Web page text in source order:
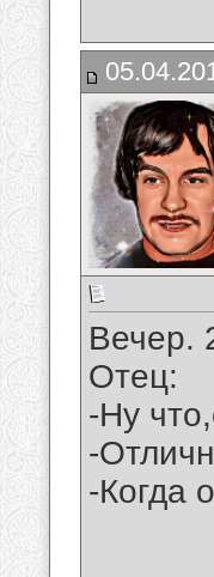
Вечер.
Отец:
-Ну
-
-Когда